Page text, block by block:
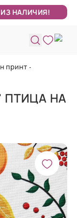
НАЛИЧИЯ!
принт
ПТИЦА НА